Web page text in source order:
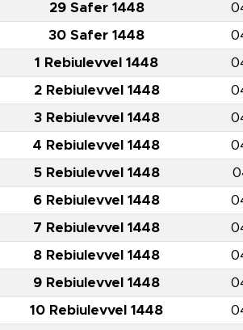
29 Safer 1448
30 Safer 1448
1 Rebiulevvel 1448
2 Rebiulevvel 1448
3 Rebiulevvel 1448
4 Rebiulevvel 1448
5 Rebiulevvel 1448
6 Rebiulevvel 1448
7 Rebiulevvel 1448
8 Rebiulevvel 1448
9 Rebiulevvel 1448
10 Rebiulevvel 1448